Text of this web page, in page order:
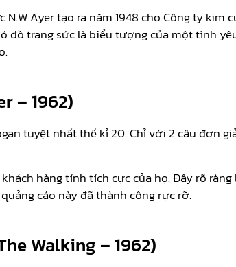
tạo ra năm 1948 cho Công ty kim
trang sức là biểu tượng của một tình
– 1962)
tuyệt nhất thế kỉ 20. Chỉ với 2 câu đơn
hàng tính tích cực của họ. Đây rõ
cáo này đã thành công rực rỡ.
Walking – 1962)